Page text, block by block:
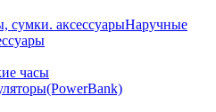
Наручные
часы